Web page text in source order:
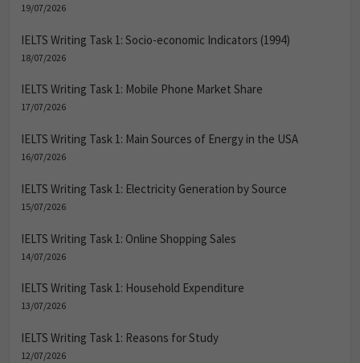
19/07/2026
IELTS Writing Task 1: Socio-economic Indicators (1994)
18/07/2026
IELTS Writing Task 1: Mobile Phone Market Share
17/07/2026
IELTS Writing Task 1: Main Sources of Energy in the USA
16/07/2026
IELTS Writing Task 1: Electricity Generation by Source
15/07/2026
IELTS Writing Task 1: Online Shopping Sales
14/07/2026
IELTS Writing Task 1: Household Expenditure
13/07/2026
IELTS Writing Task 1: Reasons for Study
12/07/2026